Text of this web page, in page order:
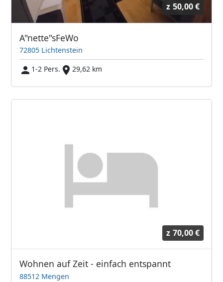
z 50,00 €
A"nette"sFeWo
72805 Lichtenstein
1-2 Pers.
29,62 km
z 70,00 €
Wohnen auf Zeit - einfach entspannt
88512 Mengen